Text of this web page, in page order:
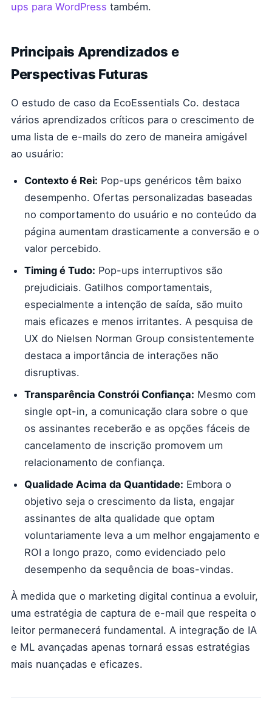
ups para WordPress também.
Principais Aprendizados e
Perspectivas Futuras
O estudo de caso da EcoEssentials Co. destaca
vários aprendizados críticos para o crescimento de
uma lista de e-mails do zero de maneira amigável
ao usuário:
Contexto é Rei: Pop-ups genéricos têm baixo
desempenho. Ofertas personalizadas baseadas
no comportamento do usuário e no conteúdo da
página aumentam drasticamente a conversão e o
valor percebido.
Timing é Tudo: Pop-ups interruptivos são
prejudiciais. Gatilhos comportamentais,
especialmente a intenção de saída, são muito
mais eficazes e menos irritantes. A pesquisa de
UX do Nielsen Norman Group consistentemente
destaca a importância de interações não
disruptivas.
Transparência Constrói Confiança: Mesmo com
single opt-in, a comunicação clara sobre o que
os assinantes receberão e as opções fáceis de
cancelamento de inscrição promovem um
relacionamento de confiança.
Qualidade Acima da Quantidade: Embora o
objetivo seja o crescimento da lista, engajar
assinantes de alta qualidade que optam
voluntariamente leva a um melhor engajamento e
ROI a longo prazo, como evidenciado pelo
desempenho da sequência de boas-vindas.
À medida que o marketing digital continua a evoluir,
uma estratégia de captura de e-mail que respeita o
leitor permanecerá fundamental. A integração de IA
e ML avançadas apenas tornará essas estratégias
mais nuançadas e eficazes.